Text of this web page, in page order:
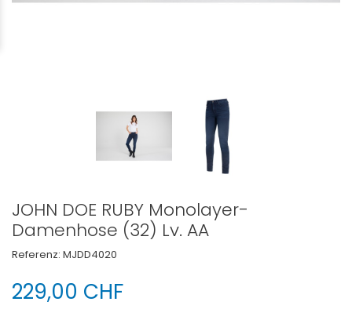
JOHN DOE RUBY Monolayer-
Damenhose (32) Lv. AA
Referenz: MJDD4020
229,00 CHF